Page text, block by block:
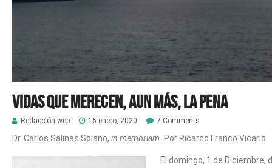
VIDAS QUE MERECEN, AUN MÁS, LA PENA
Redacción web 15 enero, 2020 7 Comments
Dr. Carlos Salinas Solano, in memoriam. Por Ricardo Franco Vicario
El domingo, 1 de Diciembre,